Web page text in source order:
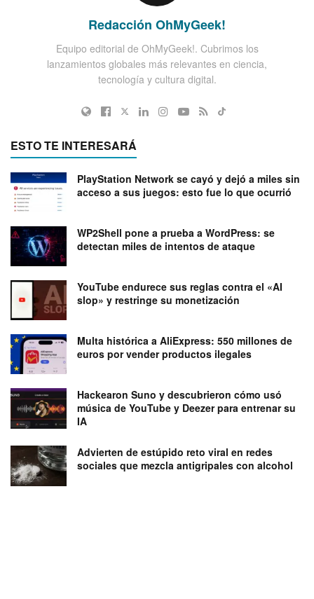
Redacción OhMyGeek!
Equipo editorial de OhMyGeek!. Cubrimos los
lanzamientos globales más relevantes en ciencia,
tecnología y cultura digital.
ESTO TE INTERESARÁ
PlayStation Network se cayó y dejó a miles sin
acceso a sus juegos: esto fue lo que ocurrió
WP2Shell pone a prueba a WordPress: se
detectan miles de intentos de ataque
YouTube endurece sus reglas contra el «AI
slop» y restringe su monetización
Multa histórica a AliExpress: 550 millones de
euros por vender productos ilegales
Hackearon Suno y descubrieron cómo usó
música de YouTube y Deezer para entrenar su
IA
Advierten de estúpido reto viral en redes
sociales que mezcla antigripales con alcohol